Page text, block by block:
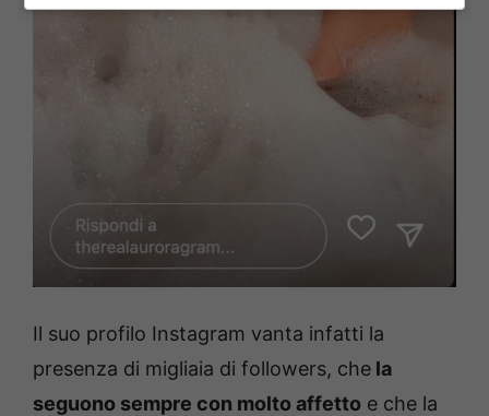
Il suo profilo Instagram vanta infatti la
presenza di migliaia di followers, che la
seguono sempre con molto affetto e che la